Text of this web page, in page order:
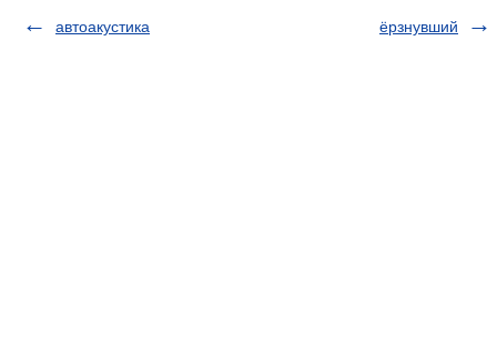
автоакустика ёрзнувший